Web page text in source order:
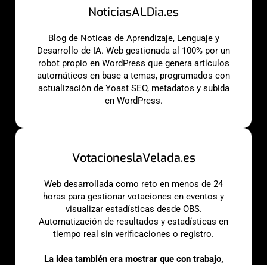
NoticiasALDia.es
Blog de Noticas de Aprendizaje, Lenguaje y
Desarrollo de IA. Web gestionada al 100% por un
robot propio en WordPress que genera artículos
automáticos en base a temas, programados con
actualización de Yoast SEO, metadatos y subida
en WordPress.
VotacioneslaVelada.es
Web desarrollada como reto en menos de 24
horas para gestionar votaciones en eventos y
visualizar estadísticas desde OBS.
Automatización de resultados y estadísticas en
tiempo real sin verificaciones o registro.
La idea también era mostrar que con trabajo,